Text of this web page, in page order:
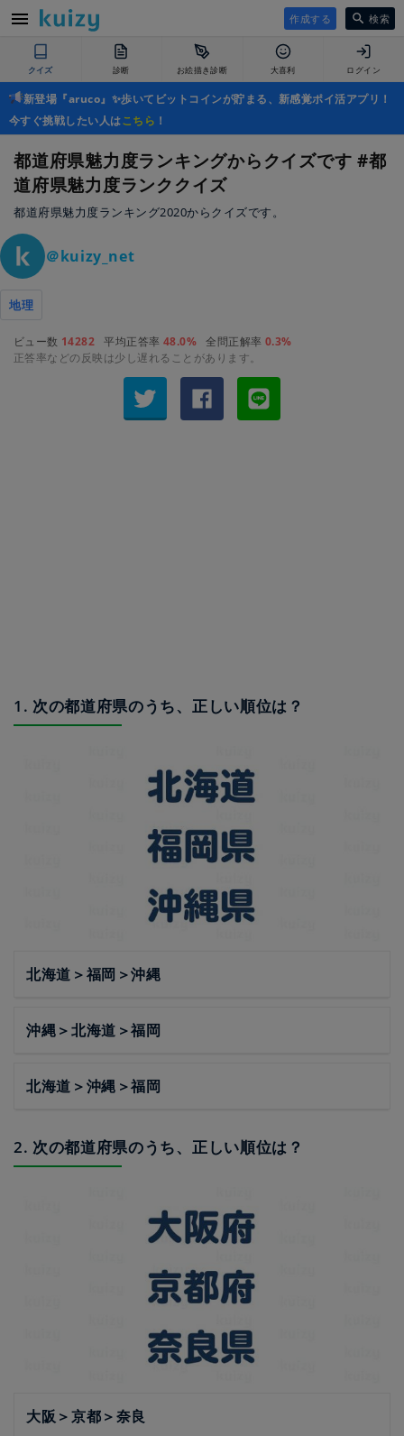
作成する 検索
クイズ 診断 お絵描き診断 大喜利 ログイン
新登場『aruco』✨歩いてビットコインが貯まる、新感覚ポイ活アプリ！
今すぐ挑戦したい人はこちら ！
都道府県魅力度ランキングからクイズです #都
道府県魅力度ランククイズ
都道府県魅力度ランキング2020からクイズです。
＠kuizy_net
地理
ビュー数 14282 平均正答率 48.0% 全問正解率 0.3%
正答率などの反映は少し遅れることがあります。
1. 次の都道府県のうち、正しい順位は？
北海道＞福岡＞沖縄
沖縄＞北海道＞福岡
北海道＞沖縄＞福岡
2. 次の都道府県のうち、正しい順位は？
大阪＞京都＞奈良